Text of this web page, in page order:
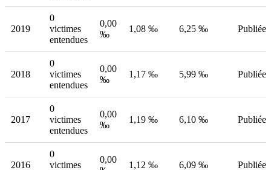
2019
0
victimes
entendues
0,00
‰
1,08 ‰ 6,25 ‰ Publiée
2018
0
victimes
entendues
0,00
‰
1,17 ‰ 5,99 ‰ Publiée
2017
0
victimes
entendues
0,00
‰
1,19 ‰ 6,10 ‰ Publiée
2016
0
victimes
0,00
1,12 ‰ 6,09 ‰ Publiée